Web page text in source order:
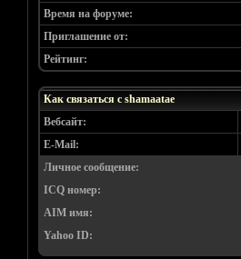
Время на форуме:
Приглашение от:
Рейтинг:
Как связаться с shamaatae
Вебсайт:
E-Mail:
Личное сообщение:
ICQ номер:
AIM имя:
Yahoo ID: